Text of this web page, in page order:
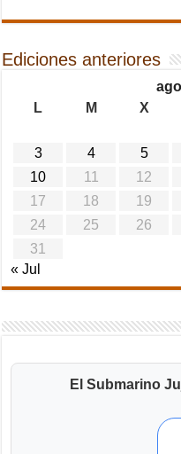
Ediciones anteriores
L
M X
3
4 5
10
11 12
17
18 19
24
25 26
31
« Jul
El Submarino